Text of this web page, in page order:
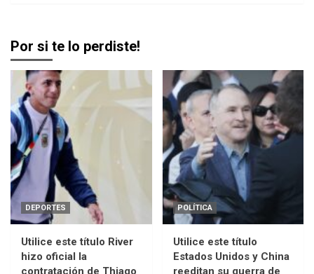
Por si te lo perdiste!
DEPORTES
Utilice este título River
hizo oficial la
contratación de Thiago
POLÍTICA
Utilice este título
Estados Unidos y China
reeditan su guerra de